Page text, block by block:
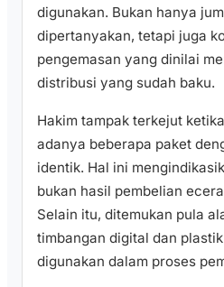
digunakan. Bukan hanya
dipertanyakan, tetapi juga
pengemasan yang dinilai
distribusi yang sudah baku.
Hakim tampak terkejut
adanya beberapa paket
identik. Hal ini
bukan hasil pembelian
Selain itu, ditemukan pula
timbangan digital dan
digunakan dalam proses